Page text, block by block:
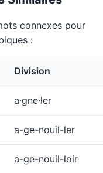
connexes pour
:
Division
a·gne·ler
a-ge-nouil-ler
a-ge-nouil-loir